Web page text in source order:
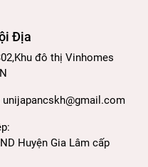
Castor Oil,
Acid, Peg-8,
Menthol,
Lauryl Ether,
rửa mặt cho nam
Địa
đô thị Vinhomes
Huyện Gia Lâm cấp